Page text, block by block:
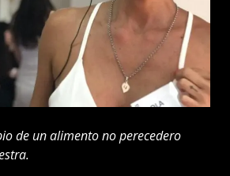
de un alimento no perecedero